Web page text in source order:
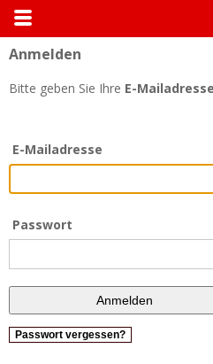
Allgemein
Module suchen
Modulhandbücher
Anmelden
Bitte geben Sie Ihre E-Mailadresse
E-Mailadresse
Passwort
Passwort vergessen?